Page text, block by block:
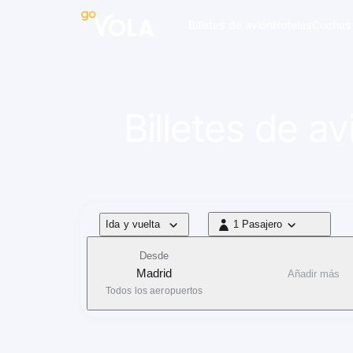
Tipo de vuelo
Ida y vuelta 1 Pasajero
1 Pasajero
Desde
Madrid
Todos los aeropuertos
Añadir más